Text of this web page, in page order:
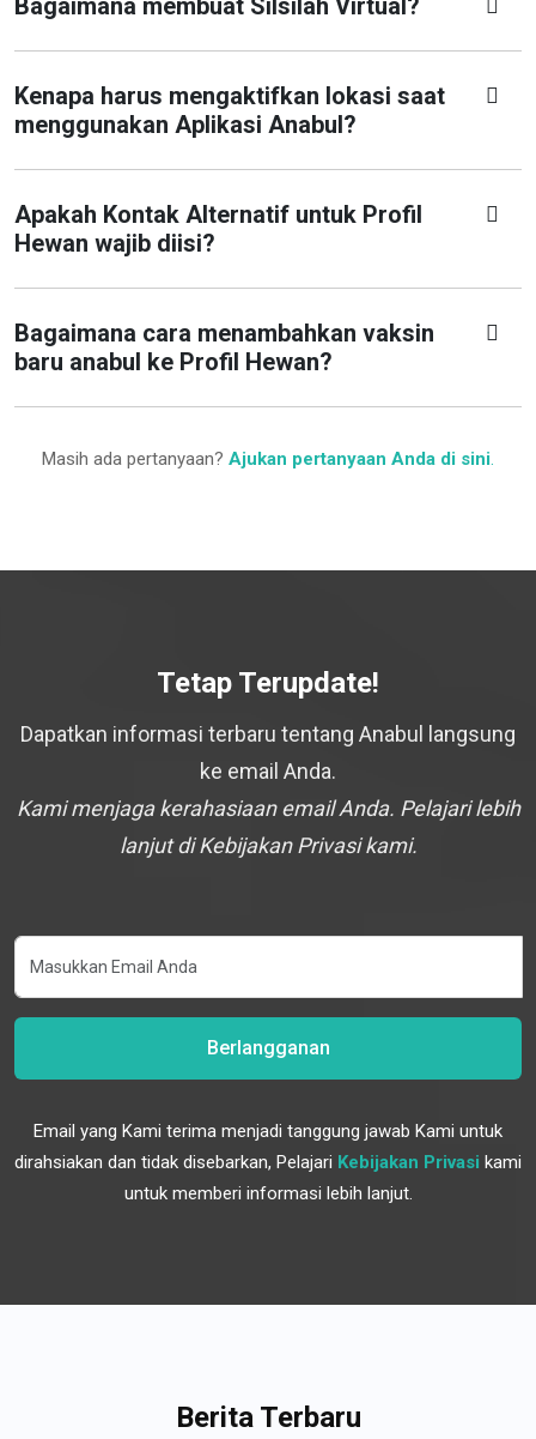
Bagaimana membuat Silsilah Virtual?
Kenapa harus mengaktifkan lokasi saat
menggunakan Aplikasi Anabul?
Apakah Kontak Alternatif untuk Profil
Hewan wajib diisi?
Bagaimana cara menambahkan vaksin
baru anabul ke Profil Hewan?
Masih ada pertanyaan? Ajukan pertanyaan Anda di sini.
Tetap Terupdate!
Dapatkan informasi terbaru tentang Anabul langsung
ke email Anda.
Kami menjaga kerahasiaan email Anda. Pelajari lebih
lanjut di Kebijakan Privasi kami.
Berlangganan
Email yang Kami terima menjadi tanggung jawab Kami untuk
dirahsiakan dan tidak disebarkan, Pelajari Kebijakan Privasi kami
untuk memberi informasi lebih lanjut.
Berita Terbaru